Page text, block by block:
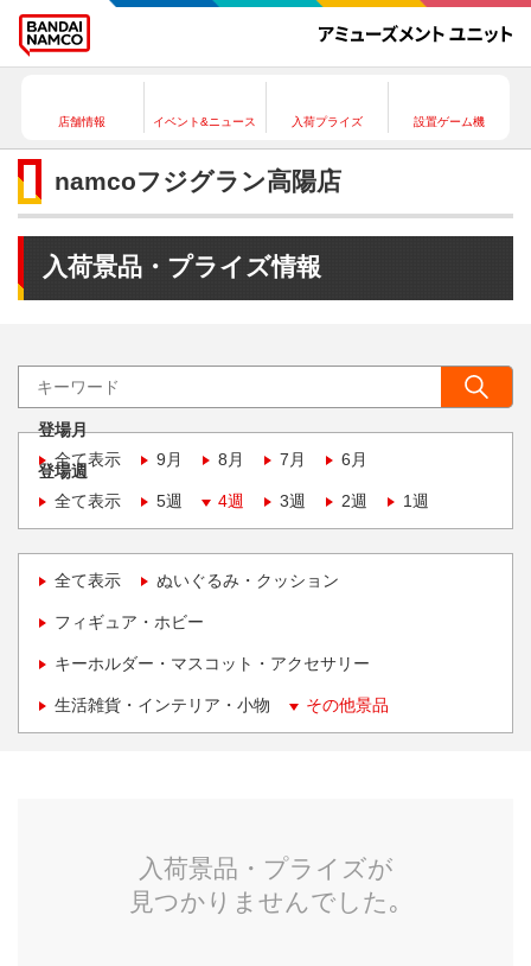
店舗情報 イベント&ニュース 入荷プライズ 設置ゲーム機
namcoフジグラン高陽店
入荷景品・プライズ情報
登場月
全て表示
9月 8月 7月 6月
登場週
全て表示
5週 4週 3週 2週 1週
全て表示 ぬいぐるみ・クッション
フィギュア・ホビー
キーホルダー・マスコット・アクセサリー
生活雑貨・インテリア・小物 その他景品